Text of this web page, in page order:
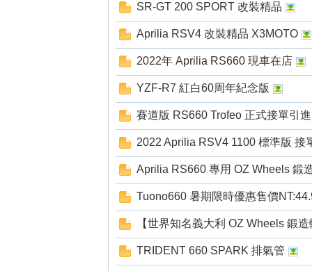
SR-GT 200 SPORT 改裝精品
Aprilia RSV4 改裝精品 X3MOTO
2022年 Aprilia RS660 現車在店
YZF-R7 紅白60周年紀念版
賽道版 RS660 Trofeo 正式接單引進
2022 Aprilia RSV4 1100 標準版 接
Aprilia RS660 專用 OZ Wheels 鍛
Tuono660 暑期限時優惠售價
【世界知名義大利 OZ Wheels 鍛
TRIDENT 660 SPARK 排氣管